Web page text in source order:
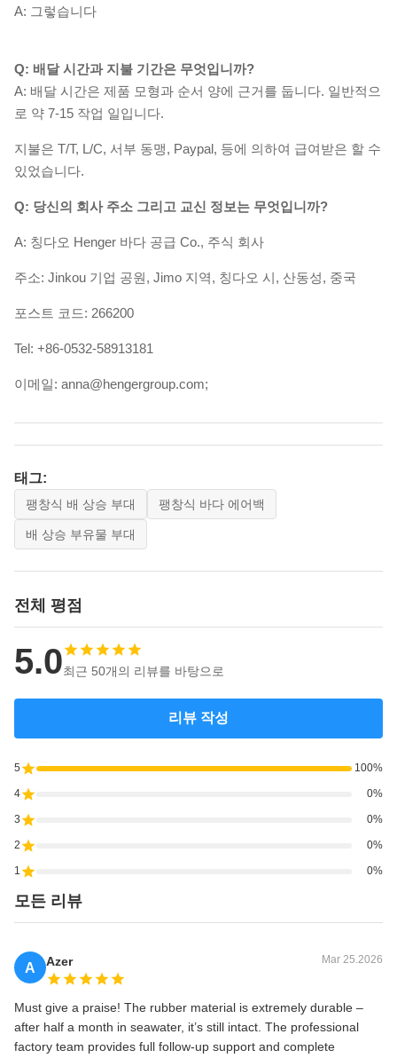
A: 그렇습니다
Q: 배달 시간과 지불 기간은 무엇입니까?
A: 배달 시간은 제품 모형과 순서 양에 근거를 둡니다. 일반적으
로 약 7-15 작업 일입니다.
지불은 T/T, L/C, 서부 동맹, Paypal, 등에 의하여 급여받은 할 수
있었습니다.
Q: 당신의 회사 주소 그리고 교신 정보는 무엇입니까?
A: 칭다오 Henger 바다 공급 Co., 주식 회사
주소: Jinkou 기업 공원, Jimo 지역, 칭다오 시, 산동성, 중국
포스트 코드: 266200
Tel: +86-0532-58913181
이메일: anna@hengergroup.com;
태그:
팽창식 배 상승 부대 팽창식 바다 에어백
배 상승 부유물 부대
전체 평점
5.0최근 50개의 리뷰를 바탕으로
리뷰 작성
5 100%
4 0%
3 0%
2 0%
1 0%
모든 리뷰
A Azer Mar 25.2026
Must give a praise! The rubber material is extremely durable –
after half a month in seawater, it’s still intact. The professional
factory team provides full follow‑up support and complete